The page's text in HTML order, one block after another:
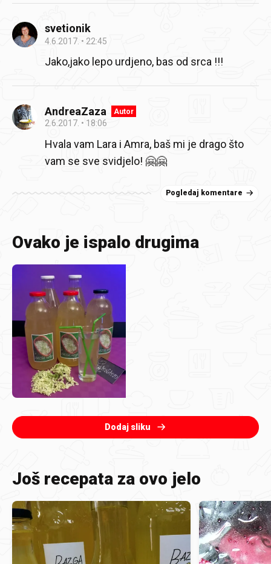
svetionik
4.6.2017. 22:45
Jako,jako lepo urdjeno, bas od srca !!!
AndreaZaza Autor
2.6.2017. 18:06
Hvala vam Lara i Amra, baš mi je drago što
vam se sve svidjelo! 🤗🤗
Pogledaj komentare
Ovako je ispalo drugima
Dodaj sliku
Još recepata za ovo jelo